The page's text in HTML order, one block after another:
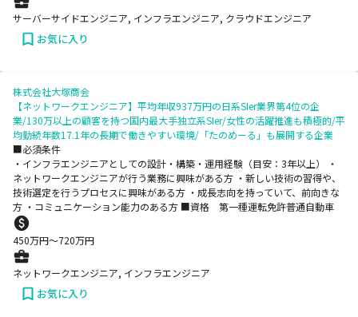
サーバーサイドエンジニア, インフラエンジニア, クラウドエンジニア
お気に入り
株式会社大塚商会
【ネットワークエンジニア】平均年収937万円の日系SIer業界第4位の企
業/130万以上の顧客を持つ国内最大手独立系SIer/女性の活躍推進も積極的/平
均勤続年数17.1年の長期で働きやすい環境/「たのめーる」も展開する企業
■必須条件
・インフラエンジニアとしての設計・構築・運用経験（目安：3年以上） ・
ネットワークエンジニアが行う業務に興味がある方 ・新しい技術の習得や、
技術選定を行うプロセスに興味がある方 ・成長志向を持っていて、前向きな
方 ・コミュニケーション能力のある方 ■資格 第一種運転免許普通自動車
450万円〜720万円
ネットワークエンジニア, インフラエンジニア
お気に入り